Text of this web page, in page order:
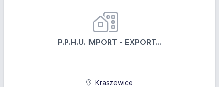
P.P.H.U. IMPORT - EXPORT...
Kraszewice